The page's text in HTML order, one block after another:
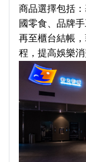
商品選擇包括
國零食、品牌
再至櫃台結帳
程，提高娛樂消